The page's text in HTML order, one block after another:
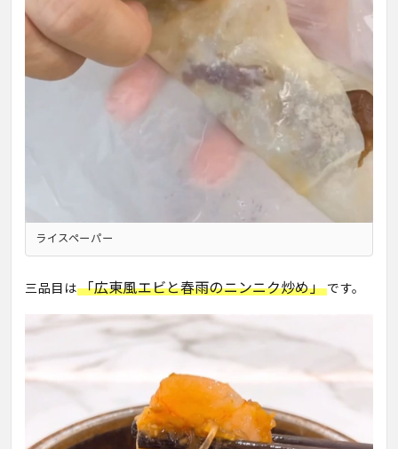
ライスペーパー
三品目は 「広東風エビと春雨のニンニク炒め」です。